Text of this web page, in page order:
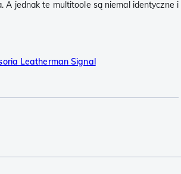
A jednak te multitoole są niemal identyczne i
Leatherman Signal